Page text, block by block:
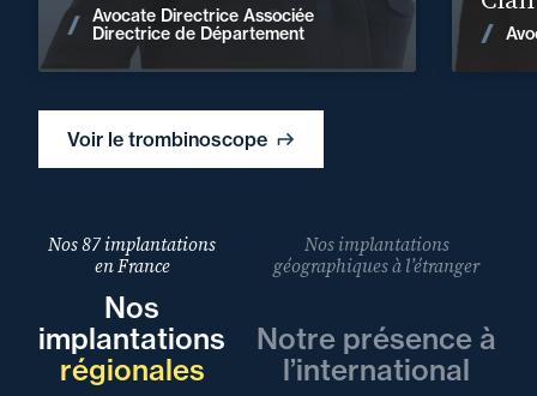
Voir le trombinoscope
Avocate Directrice Associée
Directrice de Département
Voir les actualités
Nos 87 implantations
en France
Nos
implantations
régionales
Nos implantations
géographiques à l’étranger
Notre présence à
l’international